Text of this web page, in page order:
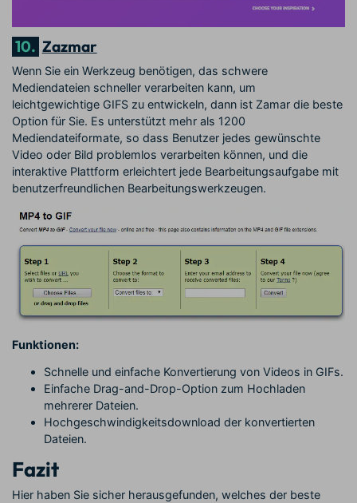
10. Zazmar
Wenn Sie ein Werkzeug benötigen, das schwere
Mediendateien schneller verarbeiten kann, um
leichtgewichtige GIFS zu entwickeln, dann ist Zamar die beste
Option für Sie. Es unterstützt mehr als 1200
Mediendateiformate, so dass Benutzer jedes gewünschte
Video oder Bild problemlos verarbeiten können, und die
interaktive Plattform erleichtert jede Bearbeitungsaufgabe mit
benutzerfreundlichen Bearbeitungswerkzeugen.
Funktionen:
Schnelle und einfache Konvertierung von Videos in GIFs.
Einfache Drag-and-Drop-Option zum Hochladen
mehrerer Dateien.
Hochgeschwindigkeitsdownload der konvertierten
Dateien.
Fazit
Hier haben Sie sicher herausgefunden, welches der beste